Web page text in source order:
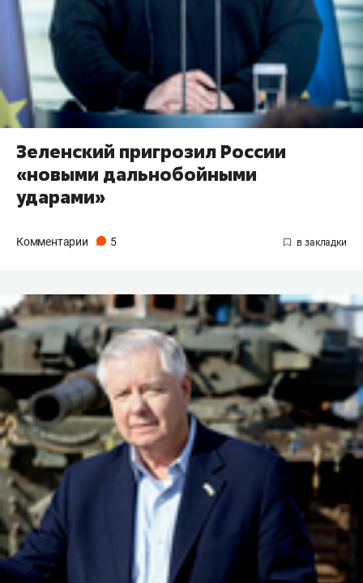
Зеленский пригрозил России
«новыми дальнобойными
ударами»
Комментарии 5